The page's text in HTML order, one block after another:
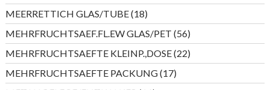
Produkte
MEERRETTICH GLAS/TUBE 1818
Produkte
MEHRFRUCHTSAEF.FL.EW GLAS/PET 5656
Produkte
MEHRFRUCHTSAEFTE KLEINP.,DOSE 2222
Produkte
MEHRFRUCHTSAEFTE PACKUNG 1717
Produkte